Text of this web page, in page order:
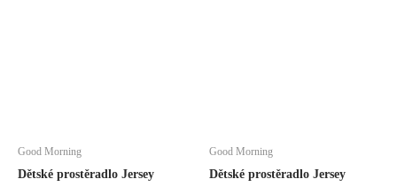
Good Morning
Dětské prostěradlo Jersey
Good Morning
Dětské prostěradlo Jersey